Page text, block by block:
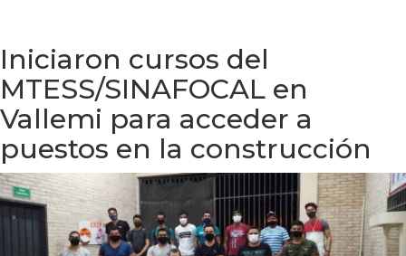
Iniciaron cursos del
MTESS/SINAFOCAL en
Vallemi para acceder a
puestos en la construcción